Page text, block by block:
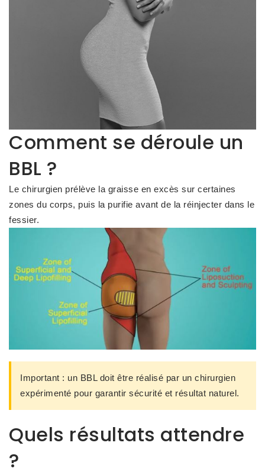
Comment se déroule un
BBL ?
Le chirurgien prélève la graisse en excès sur certaines
zones du corps, puis la purifie avant de la réinjecter dans le
fessier.
Important : un BBL doit être réalisé par un chirurgien
expérimenté pour garantir sécurité et résultat naturel.
Quels résultats attendre
?